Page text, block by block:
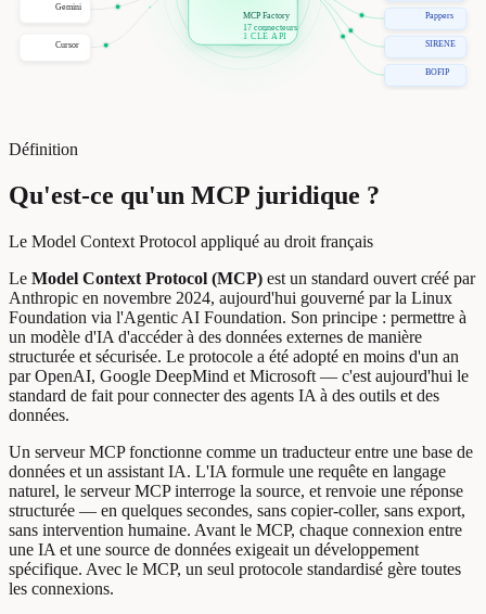
Gemini
Cursor
Pappers
SIRENE
BOFIP
MCP Factory
17 connecteurs
1 CLÉ API
Définition
Qu'est-ce qu'un MCP juridique ?
Le Model Context Protocol appliqué au droit français
Le Model Context Protocol (MCP) est un standard ouvert créé par
Anthropic en novembre 2024, aujourd'hui gouverné par la Linux
Foundation via l'Agentic AI Foundation. Son principe : permettre à
un modèle d'IA d'accéder à des données externes de manière
structurée et sécurisée. Le protocole a été adopté en moins d'un an
par OpenAI, Google DeepMind et Microsoft — c'est aujourd'hui le
standard de fait pour connecter des agents IA à des outils et des
données.
Un serveur MCP fonctionne comme un traducteur entre une base de
données et un assistant IA. L'IA formule une requête en langage
naturel, le serveur MCP interroge la source, et renvoie une réponse
structurée — en quelques secondes, sans copier-coller, sans export,
sans intervention humaine. Avant le MCP, chaque connexion entre
une IA et une source de données exigeait un développement
spécifique. Avec le MCP, un seul protocole standardisé gère toutes
les connexions.